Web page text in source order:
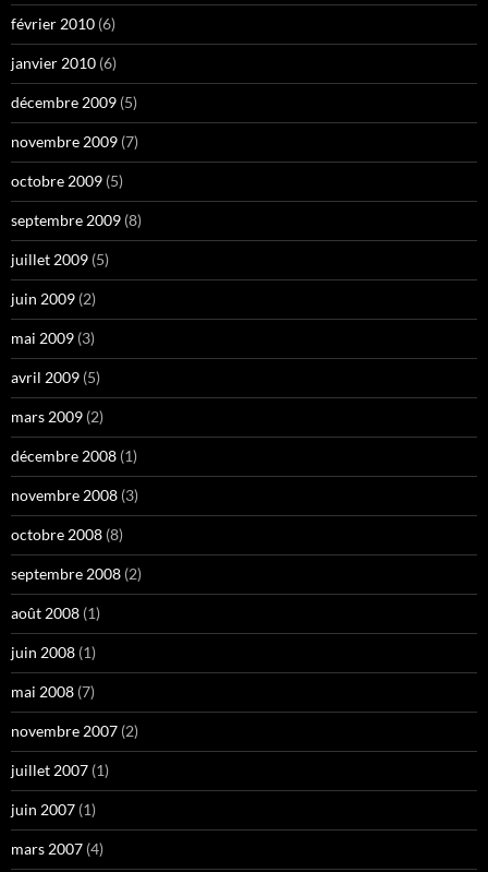
février 2010 (6)
janvier 2010 (6)
décembre 2009 (5)
novembre 2009 (7)
octobre 2009 (5)
septembre 2009 (8)
juillet 2009 (5)
juin 2009 (2)
mai 2009 (3)
avril 2009 (5)
mars 2009 (2)
décembre 2008 (1)
novembre 2008 (3)
octobre 2008 (8)
septembre 2008 (2)
août 2008 (1)
juin 2008 (1)
mai 2008 (7)
novembre 2007 (2)
juillet 2007 (1)
juin 2007 (1)
mars 2007 (4)